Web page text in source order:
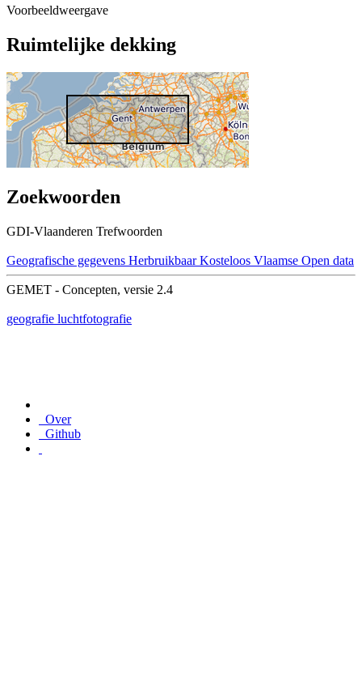
Voorbeeldweergave
Ruimtelijke dekking
Zoekwoorden
GDI-Vlaanderen Trefwoorden
Geografische gegevens Herbruikbaar Kosteloos Vlaamse Open data
GEMET - Concepten, versie 2.4
geografie luchtfotografie
Over
Github